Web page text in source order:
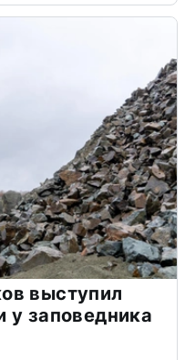
выступил
у заповедника